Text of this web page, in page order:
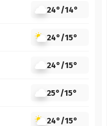
24°/14°
24°/15°
24°/15°
25°/15°
24°/15°